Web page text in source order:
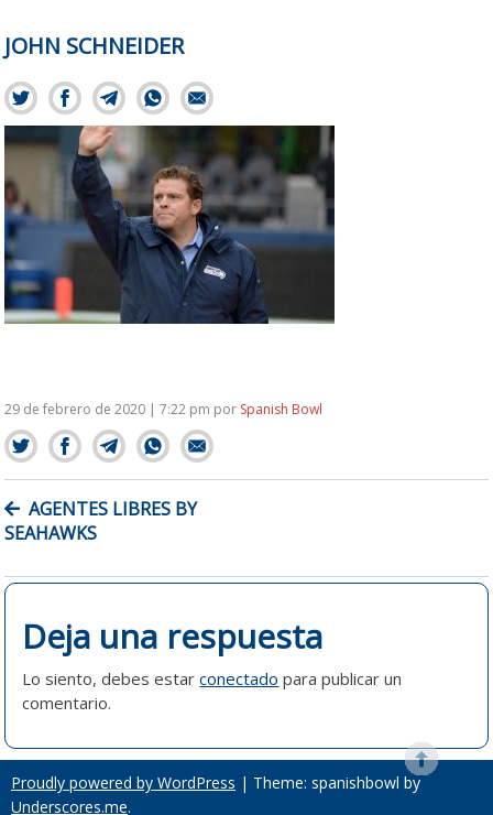
JOHN SCHNEIDER
29 de febrero de 2020 | 7:22 pm por Spanish Bowl
NAVEGACIÓN
DE
ENTRADAS
AGENTES LIBRES BY
SEAHAWKS
Deja una respuesta
Lo siento, debes estarconectado para publicar un
comentario.
Proudly powered by WordPress | Theme: spanishbowl by
Underscores.me.